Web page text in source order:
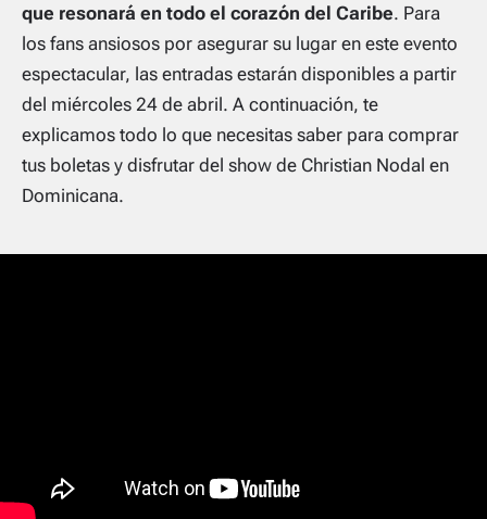
que resonará en todo el corazón del Caribe. Para
los fans ansiosos por asegurar su lugar en este evento
espectacular, las entradas estarán disponibles a partir
del miércoles 24 de abril. A continuación, te
explicamos todo lo que necesitas saber para comprar
tus boletas y disfrutar del show de Christian Nodal en
Dominicana.